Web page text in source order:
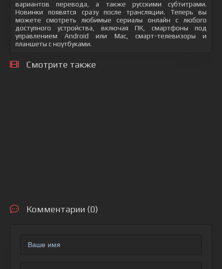
вариантов перевода, а также русскими субтитрами.
Новинки появятся сразу после трансляции. Теперь вы
можете смотреть любимые сериалы онлайн с любого
доступного устройства, включая ПК, смартфоны под
управлением Android или Mac, смарт-телевизоры и
планшеты с ноутбуками.
Смотрите также
Комментарии (0)